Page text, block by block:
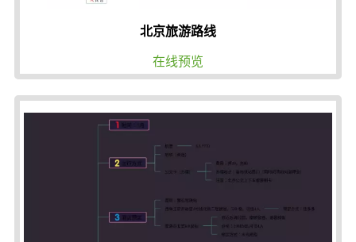
北京旅游路线
在线预览